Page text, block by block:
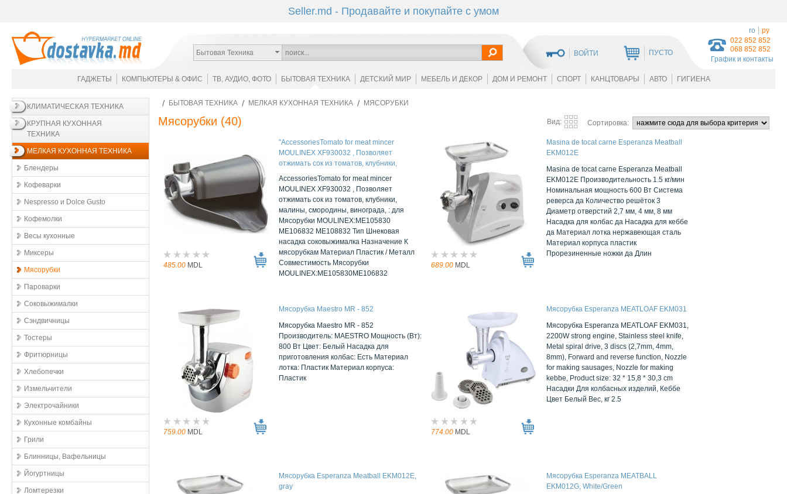
Seller.md - Продавайте и покупайте с умом
022 852 852
068 852 852
График и контакты
Бытовая Техника ВОЙТИ ПУСТО
ro ру
ГАДЖЕТЫ КОМПЬЮТЕРЫ & ОФИС ТВ, АУДИО, ФОТО БЫТОВАЯ ТЕХНИКА ДЕТСКИЙ МИР МЕБЕЛЬ И ДЕКОР ДОМ И РЕМОНТ СПОРТ КАНЦТОВАРЫ АВТО ГИГИЕНА
КЛИМАТИЧЕСКАЯ ТЕХНИКА
КРУПНАЯ КУХОННАЯ
ТЕХНИКА
МЕЛКАЯ КУХОННАЯ ТЕХНИКА
Блендеры
Кофеварки
Nespresso и Dolce Gusto
Кофемолки
Весы кухонные
Миксеры
Мясорубки
Пароварки
Соковыжималки
Сэндвичницы
Тостеры
Фритюрницы
Хлебопечки
Измельчители
Электрочайники
Кухонные комбайны
Грили
Блинницы, Вафельницы
Йогуртницы
Ломтерезки
БЫТОВАЯ ТЕХНИКА МЕЛКАЯ КУХОННАЯ ТЕХНИКА МЯСОРУБКИ
Мясорубки (40) Вид: Сортировка:
485.00 MDL
"AccessoriesTomato for meat mincer
MOULINEX XF930032 , Позволяет
отжимать сок из томатов, клубники,
малины, смородины, винограда, : для
Мясорубки MOULINEX:ME105830
ME106832 ME108832 "
AccessoriesTomato for meat mincer
MOULINEX XF930032 , Позволяет
отжимать сок из томатов, клубники,
малины, смородины, винограда, : для
Мясорубки MOULINEX:ME105830
ME106832 ME108832 Тип Шнековая
насадка соковыжималка Назначение К
мясорубкам Материал Пластик / Металл
Совместимость Мясорубки
MOULINEX:ME105830ME106832
689.00 MDL
Masina de tocat carne Esperanza Meatball
EKM012E
Masina de tocat carne Esperanza Meatball
EKM012E Производительность 1.5 кг/мин
Номинальная мощность 600 Вт Система
реверса да Количество решёток 3
Диаметр отверстий 2,7 мм, 4 мм, 8 мм
Насадка для колбас да Насадка для кеббе
да Материал лотка нержавеющая сталь
Материал корпуса пластик
Прорезиненные ножки да Длин
759.00 MDL
Мясорубка Maestro MR - 852
Мясорубка Maestro MR - 852
Производитель: MAESTRO Мощность (Вт):
800 Вт Цвет: Белый Насадка для
приготовления колбас: Есть Материал
лотка: Пластик Материал корпуса:
Пластик
774.00 MDL
Мясорубка Esperanza MEATLOAF EKM031
Мясорубка Esperanza MEATLOAF EKM031,
2200W strong engine, Stainless steel knife,
Metal spiral drive, 3 discs (2,7mm, 4mm,
8mm), Forward and reverse function, Nozzle
for making sausages, Nozzle for making
kebbe, Product size: 32 * 15,8 * 30,3 cm
Насадки Для колбасных изделий, Кеббе
Цвет Белый Вес, кг 2.5
Мясорубка Esperanza Meatball EKM012E,
gray
Мясорубка Esperanza MEATBALL
EKM012G, White/Green